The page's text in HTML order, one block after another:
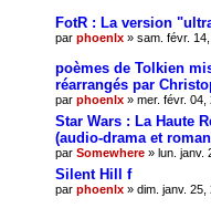
FotR : La version
par phoenlx » sam. févr.
poèmes de Tolkien
réarrangés par
par phoenlx » mer. févr. 04,
Star Wars : La Haute
(audio-drama et
par Somewhere » lun. janv.
Silent Hill f
par phoenlx » dim. janv. 25,